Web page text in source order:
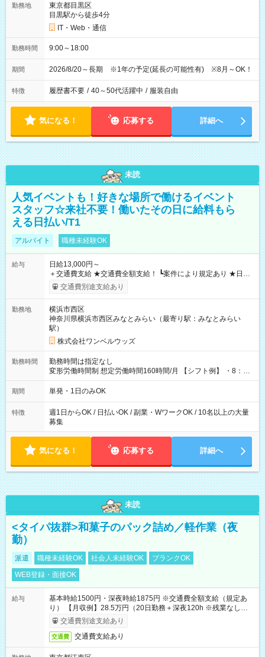
勤務地
東京都目黒区
目黒駅から徒歩4分
IT・Web・通信
勤務時間 9:00～18:00
期間 2026/8/20～長期 ※1年の予定(延長の可能性有) ※8月～OK！
特徴 履歴書不要 / 40～50代活躍中 / 服装自由
気になる！ 応募する 詳細へ
未読
人気イベントも！好きな場所で働けるイベント
スタッフ☆来社不要！働いたその日に給料もら
える日払い/T1
アルバイト 職種未経験OK
給与
日給13,000円～
＋交通費支給 ★交通費全額支給！ ┗案件により規定あり ★日払
いOK！（規定あり） ┗働いたその日に現金GET♪ お仕事後はコ
ンビニATMから 日払い分を引き落とせます！ 【試用期間】試
交通費別途支給あり
勤務地
横浜市西区
神奈川県横浜市西区みなとみらい（最寄り駅：みなとみらい
駅）
株式会社ワンベルウッズ
勤務時間
勤務時間は指定なし
変形労働時間制 想定労働時間160時間/月 【シフト例】 ・8：00
～21：00
期間 単発・1日のみOK
特徴
週1日からOK / 日払いOK / 副業・WワークOK / 10名以上の大量
募集
気になる！ 応募する 詳細へ
未読
<タイパ抜群>和菓子のパック詰め／軽作業（夜
勤）
派遣 職種未経験OK 社会人未経験OK
ブランクOK
WEB登録・面接OK
給与
基本時給1500円・深夜時給1875円 ※交通費全額支給（規定あ
り） 【月収例】28.5万円（20日勤務＋深夜120h ※残業なしの場
合）交通費別途支給あり
交通費 交通費支給あり